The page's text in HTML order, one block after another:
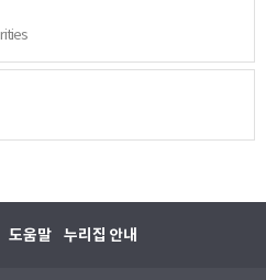
도움말 누리집 안내